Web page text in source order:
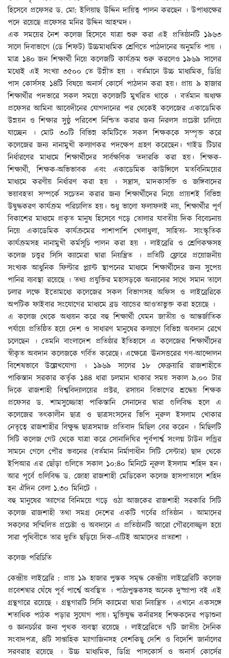
হিসেবে প্রফেসর ড. মো: ইলিয়াছ উদ্দিন দায়িত্ব পালন করছেন । উপাধ্যক্ষের
পদে রয়েছে প্রফেসর মনির উদ্দিন আহম্মদ।
এক সময়ের নৈশ কলেজ হিসেবে যাত্রা শুরু করা এই প্রতিষ্ঠানটি ১৯৬৩
সালে দিবাভাগে (ডে শিফট) উচ্চমাধ্যমিক শ্রেণিতে পাঠদানের অনুমতি পায় ।
মাত্র ১৪০ জন শিক্ষার্থী নিয়ে কলেজটি কার্যক্রম শুরু করলেও ১৯৬৯ সালের
মধ্যেই এই সংখ্যা ৩৫০০ তে উন্নীত হয় । বর্তমানে উচ্চ মাধ্যমিক, ডিগ্রি
পাস কোর্সসহ ১৪টি বিষয়ে অনার্স কোর্সে পাঠদান করা হয়। প্রায় ৯ হাজার
শিক্ষার্থীর পদভারে সকল সময়ে কলেজটি মুখরিত থাকে । বর্তমান অধ্যক্ষ
প্রফেসর আমিনা আবেদীনের যোগদানের পর থেকেই কলেজের একাডেমিক
উন্নয়ন ও শিক্ষার সুষ্ঠু পরিবেশ নিশ্চিত করার জন্য নিরলস প্রচেষ্টা চালিয়ে
যাচ্ছেন । মোট ৩০টি বিভিন্ন কমিটিতে সকল শিক্ষককে সম্পৃক্ত করে
কলেজের জন্য নানামুখী কল্যাণকর পদক্ষেপ গ্রহণ করেছেন। গাইড টিচার
নির্ধারণের মাধ্যমে শিক্ষার্থীদের সার্বক্ষণিক তদারকি করা হয়। শিক্ষক-
শিক্ষার্থী, শিক্ষক-অভিভাবক এবং একাডেমিক কাউন্সিলে মতবিনিময়ের
মাধ্যমে করণীয় নির্ধারণ করা হয় । সন্ত্রাস, মাদকাসক্তি ও জঙ্গিবাদের
ভয়াবহতা সম্পর্কে সচেতন করার জন্য শিক্ষার্থীদের নিয়ে প্রায়শই বিভিন্ন
উদ্বুদ্ধকরণ কার্যক্রম পরিচালিত হয়। শুধু ভালো ফলাফলই নয়, শিক্ষার্থীর পূর্ণ
বিকাশের মাধ্যমে প্রকৃত মানুষ হিসেবে গড়ে তোলার যাবতীয় দিক বিবেচনায়
নিয়ে একাডেমিক কার্যক্রমের পাশাপাশি খেলাধুলা, সাহিত্য- সাংস্কৃতিক
কার্যক্রমসহ নানামুখী কর্মসূচি পালন করা হয় । লাইব্রেরি ও শ্রেণিকক্ষসহ
কলেজ চত্ত্বর সিসি ক্যামেরা দ্বারা নিয়ন্ত্রিত । প্রতিটি ফ্লোরে প্রয়োজনীয়
সংখ্যক আধুনিক ফিল্টার প্ল্যান্ট স্থাপনের মাধ্যমে শিক্ষার্থীদের জন্য সুপেয়
পানির ব্যবস্থা রয়েছে । তথ্য প্রযুক্তির মহাসড়কে অন্যান্যের সাথে সমান তালে
চলার লক্ষে ইতোমধ্যে কলেজের সকল বিভাগসহ অফিস ও লাইব্রেরিকে
অপটিক ফাইবার সংযোগের মাধ্যমে ব্রড ব্যান্ডের আওতাভুক্ত করা হয়েছে ।
এ কলেজ থেকে অধ্যয়ন করে বহু শিক্ষার্থী যেমন জাতীয় ও আন্তর্জাতিক
পর্যায়ে প্রতিষ্ঠিত হয়ে দেশ ও সাধারণ মানুষের কল্যাণে বিভিন্ন অবদান রেখে
চলেছেন । তেমনি বাংলাদেশ প্রতিষ্ঠার ইতিহাসে এ কলেজের শিক্ষার্থীদের
স্বীকৃত অবদান কলেজকে গর্বিত করেছে। এক্ষেত্রে ঊনসত্তরের গণ-আন্দোলন
বিশেষভাবে উল্লেখযোগ্য । ১৯৬৯ সালের ১৮ ফেব্রুয়ারি রাজশাহীতে
পাকিস্তান সরকার কর্তৃক ১৪৪ ধারা চলমান থাকার সময় সকাল ৯.০০ টার
দিকে রাজশাহী বিশ্ববিদ্যালয়ের প্রক্টর, রসায়ন বিভাগের শ্রদ্ধেয় শিক্ষক
প্রফেসর ড. শামসুজ্জোহা পাকিস্তানি সেনাদের দ্বারা গুলিবিদ্ধ হলে এ
কলেজের তৎকালীন ছাত্র ও ছাত্রসংসদের ভিপি নূরুল ইসলাম খোকার
নেতৃত্বে রাজশাহীর বিক্ষুদ্ধ ছাত্রসমাজ প্রতিবাদ মিছিল বের করেন । মিছিলটি
সিটি কলেজ গেট থেকে যাত্রা করে সোনাদিঘির পূর্বপার্শ্ব সংলগ্ন টাউন লন্ড্রির
সামনে গেলে পৌর ভবনের (বর্তমান নির্মাণাধীন সিটি সেন্টার) ছাদ থেকে
ইপিআর এর ছোঁড়া গুলিতে সকাল ১০:৪০ মিনিটে নূরুল ইসলাম শহিদ হন।
আর পূর্বে গুলিবিদ্ধ ড. জোহা রাজশাহী মেডিকেল কলেজ হাসপাতালে শহিদ
হন ঐদিন বেলা ১.৩০ মিনিটে ।
বহু মানুষের ত্যাগের বিনিময়ে গড়ে ওঠা আজকের রাজশাহী সরকারি সিটি
কলেজ রাজশাহী তথা সমগ্র দেশের একটি গর্বের প্রতিষ্ঠান । আমাদের
সকলের সম্মিলিত প্রচেষ্টা ও অবদানে এ প্রতিষ্ঠানটি আরো গৌরবোজ্জ্বল হয়ে
সারা পৃথিবীতে তার দ্যুতি ছড়িয়ে দিক-এটিই আমাদের প্রত্যাশা ।
কলেজ পরিচিতি
কেন্দ্রীয় লাইব্রেরি : প্রায় ১৯ হাজার পুস্তক সমৃদ্ধ কেন্দ্রীয় লাইব্রেরিটি কলেজ
প্রবেশদ্বার ঘেঁষে পূর্ব পার্শ্বে অবস্থিত । পাঠ্যপুস্তকসহ অনেক দুষ্প্রাপ্য বই এই
গ্রন্থগারে রয়েছে । গ্রন্থগারটি সিসি ক্যামেরা দ্বারা নিয়ন্ত্রিত । এখানে একসঙ্গে
শতাধিক পাঠক পড়ার সুযোগ পায়। মুক্তিযুদ্ধ কর্নারসহ শিক্ষকদের পড়াশুনা
ও জ্ঞানচর্চার জন্য পৃথক ব্যবস্থা রয়েছে । লাইব্রেরিতে ৭টি জাতীয় দৈনিক
সংবাদপত্র, ৪টি সাপ্তাহিক ম্যাগাজিনসহ বেশকিছু দেশি ও বিদেশি জার্নালের
সরবরাহ রয়েছে । উচ্চ মাধ্যমিক, ডিগ্রি পাসকোর্স ও অনার্স কোর্সের